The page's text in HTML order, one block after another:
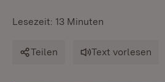
Lesezeit: 13 Minuten
Teilen Text vorlesen